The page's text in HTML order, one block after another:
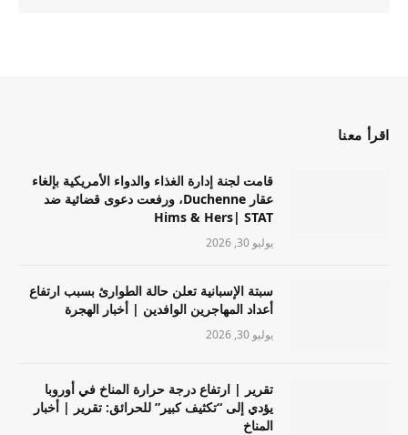
اقرأ معنا
قامت لجنة إدارة الغذاء والدواء الأمريكية بإلغاء
عقار Duchenne، ورفعت دعوى قضائية ضد
Hims & Hers| STAT
يوليو 30, 2026
سبتة الإسبانية تعلن حالة الطوارئ بسبب ارتفاع
أعداد المهاجرين الوافدين | أخبار الهجرة
يوليو 30, 2026
تقرير | ارتفاع درجة حرارة المناخ في أوروبا
يؤدي إلى “تكثيف كبير” للحرائق: تقرير | أخبار
المناخ